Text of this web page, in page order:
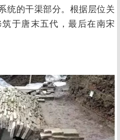
统的干渠部分。根据层位关
于唐末五代，最后在南宋